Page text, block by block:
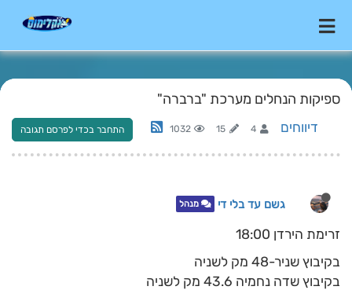
ספיקות הנחלים מערכת "ברברה"
דיווחים 4
15
1032 התחבר בכדי לפרסם תגובה
גשם עד בלי די מנהל
זרימת הירדן 18:00
בקיבוץ שניר-48 מק לשניה
בקיבוץ שדה נחמיה 43.6 מק לשניה